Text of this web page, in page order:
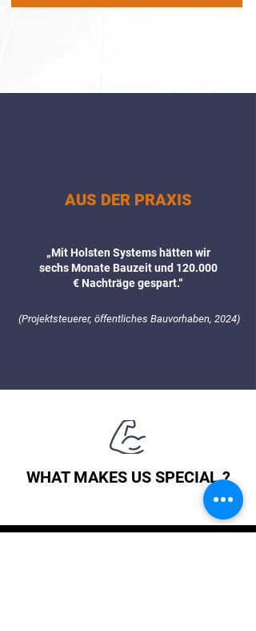
AUS DER PRAXIS
„Mit Holsten Systems hätten wir
sechs Monate Bauzeit und 120.000
€ Nachträge gespart.“
(Projektsteuerer, öffentliches Bauvorhaben, 2024)
WHAT MAKES US SPECIAL ?